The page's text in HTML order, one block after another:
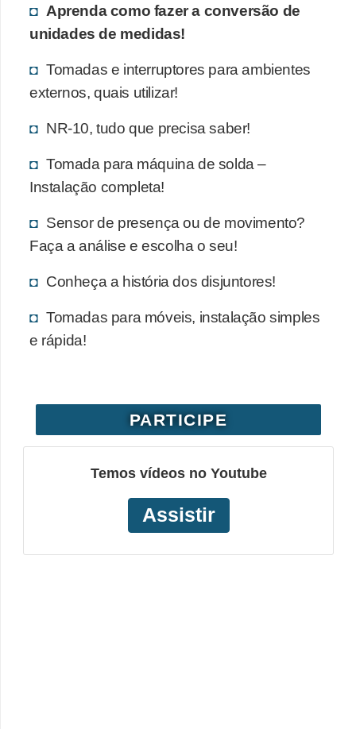
Aprenda como fazer a conversão de
unidades de medidas!
Tomadas e interruptores para ambientes
externos, quais utilizar!
NR-10, tudo que precisa saber!
Tomada para máquina de solda –
Instalação completa!
Sensor de presença ou de movimento?
Faça a análise e escolha o seu!
Conheça a história dos disjuntores!
Tomadas para móveis, instalação simples
e rápida!
PARTICIPE
Temos vídeos no Youtube
Assistir